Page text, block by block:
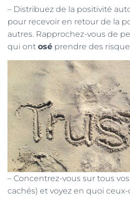
– Distribuez de la positivité
pour recevoir en retour de la
autres. Rapprochez-vous de
qui ont osé prendre des
– Concentrez-vous sur tous
cachés) et voyez en quoi